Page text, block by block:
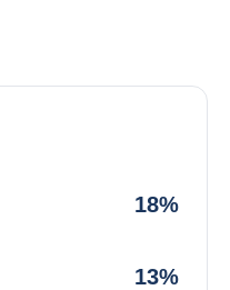
18%
13%